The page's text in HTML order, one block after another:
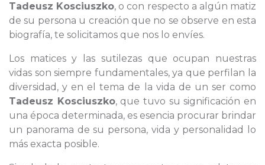
Tadeusz Kosciuszko, o con respecto a algún matiz
de su persona u creación que no se observe en esta
biografía, te solicitamos que nos lo envíes.
Los matices y las sutilezas que ocupan nuestras
vidas son siempre fundamentales, ya que perfilan la
diversidad, y en el tema de la vida de un ser como
Tadeusz Kosciuszko, que tuvo su significación en
una época determinada, es esencia procurar brindar
un panorama de su persona, vida y personalidad lo
más exacta posible.